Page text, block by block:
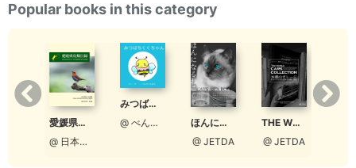
Popular books in this category
愛媛県鳥類目録 - Checklist of the Birds of Ehime
@ 日本野鳥の会愛媛
みつばちくくちゃん
@ べんちゃんまん
ほんになるねこ
@ JETDA
THE WORLD CARS COLLECTION 募集ガイド
@ JETDA